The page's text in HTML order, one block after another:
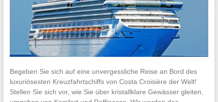
Begeben Sie sich auf eine unvergessliche Reise an Bord des
luxuriösesten Kreuzfahrtschiffs von Costa Croisière der Welt!
Stellen Sie sich vor, wie Sie über kristallklare Gewässer gleiten,